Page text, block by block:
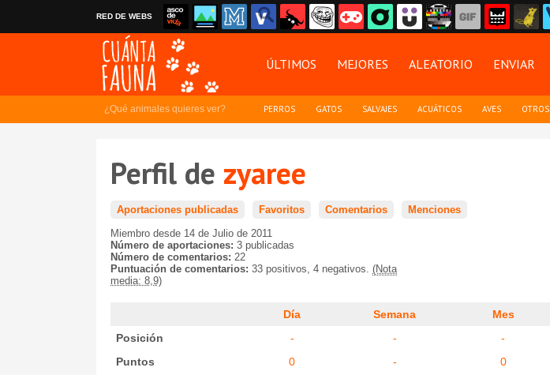
RED DE WEBS
ÚLTIMOS MEJORES ALEATORIO ENVIAR
¿Qué animales quieres ver? PERROS GATOS SALVAJES ACUÁTICOS AVES OTROS
Perfil de zyaree
Aportaciones publicadas Favoritos Comentarios
Menciones
Miembro desde 14 de Julio de 2011
Número de aportaciones: 3 publicadas
Número de comentarios: 22
Puntuación de comentarios: 33 positivos, 4 negativos. (Nota
media: 8,9)
Día Semana Mes
Posición
- - -
Puntos
0 - 0